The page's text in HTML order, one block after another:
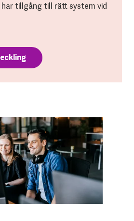
har tillgång till rätt system vid